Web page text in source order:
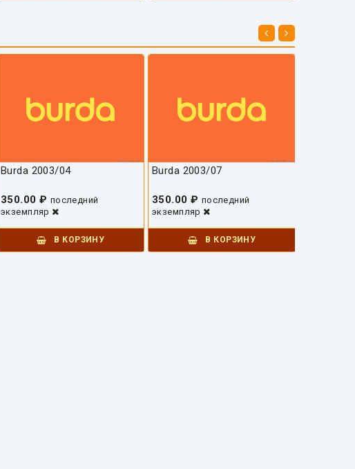
Burda 2003/04
350.00 ₽ последний
экземпляр
В КОРЗИНУ
Burda 2003/07
350.00 ₽ последний
экземпляр
В КОРЗИНУ